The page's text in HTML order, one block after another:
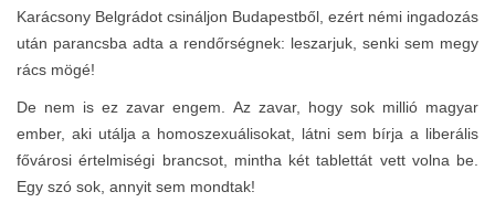
Karácsony Belgrádot csináljon Budapestből, ezért némi ingadozás
után parancsba adta a rendőrségnek: leszarjuk, senki sem megy
rács mögé!
De nem is ez zavar engem. Az zavar, hogy sok millió magyar
ember, aki utálja a homoszexuálisokat, látni sem bírja a liberális
fővárosi értelmiségi brancsot, mintha két tablettát vett volna be.
Egy szó sok, annyit sem mondtak!